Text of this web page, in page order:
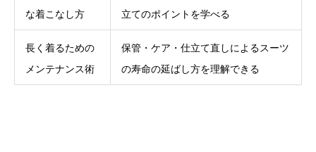
な着こなし方
立てのポイントを学べる
長く着るための
メンテナンス術
保管・ケア・仕立て直しによるスーツ
の寿命の延ばし方を理解できる